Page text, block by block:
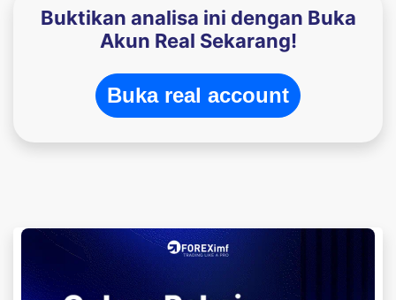
Buktikan analisa ini dengan Buka
Akun Real Sekarang!
Buka real account